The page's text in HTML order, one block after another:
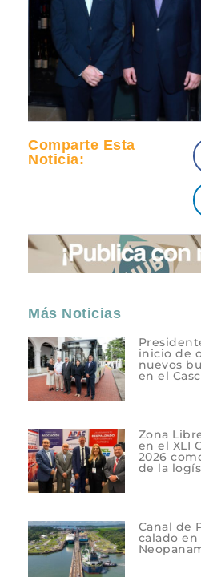
Comparte Esta
Noticia:
Más Noticias
inicio de
nuevos
en el
Zona
en el XLI
2026
de la
Canal de
calado en